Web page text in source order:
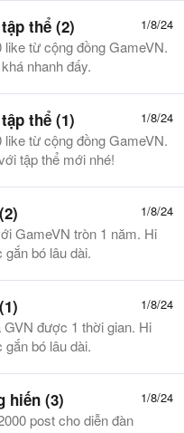
1/8/24
thể (2)
từ cộng đồng GameVN.
nhanh đấy.
1/8/24
thể (1)
từ cộng đồng GameVN.
tập thể mới nhé!
1/8/24
GameVN tròn 1 năm. Hi
bó lâu dài.
1/8/24
được 1 thời gian. Hi
bó lâu dài.
1/8/24
hiến (3)
post cho diễn đàn